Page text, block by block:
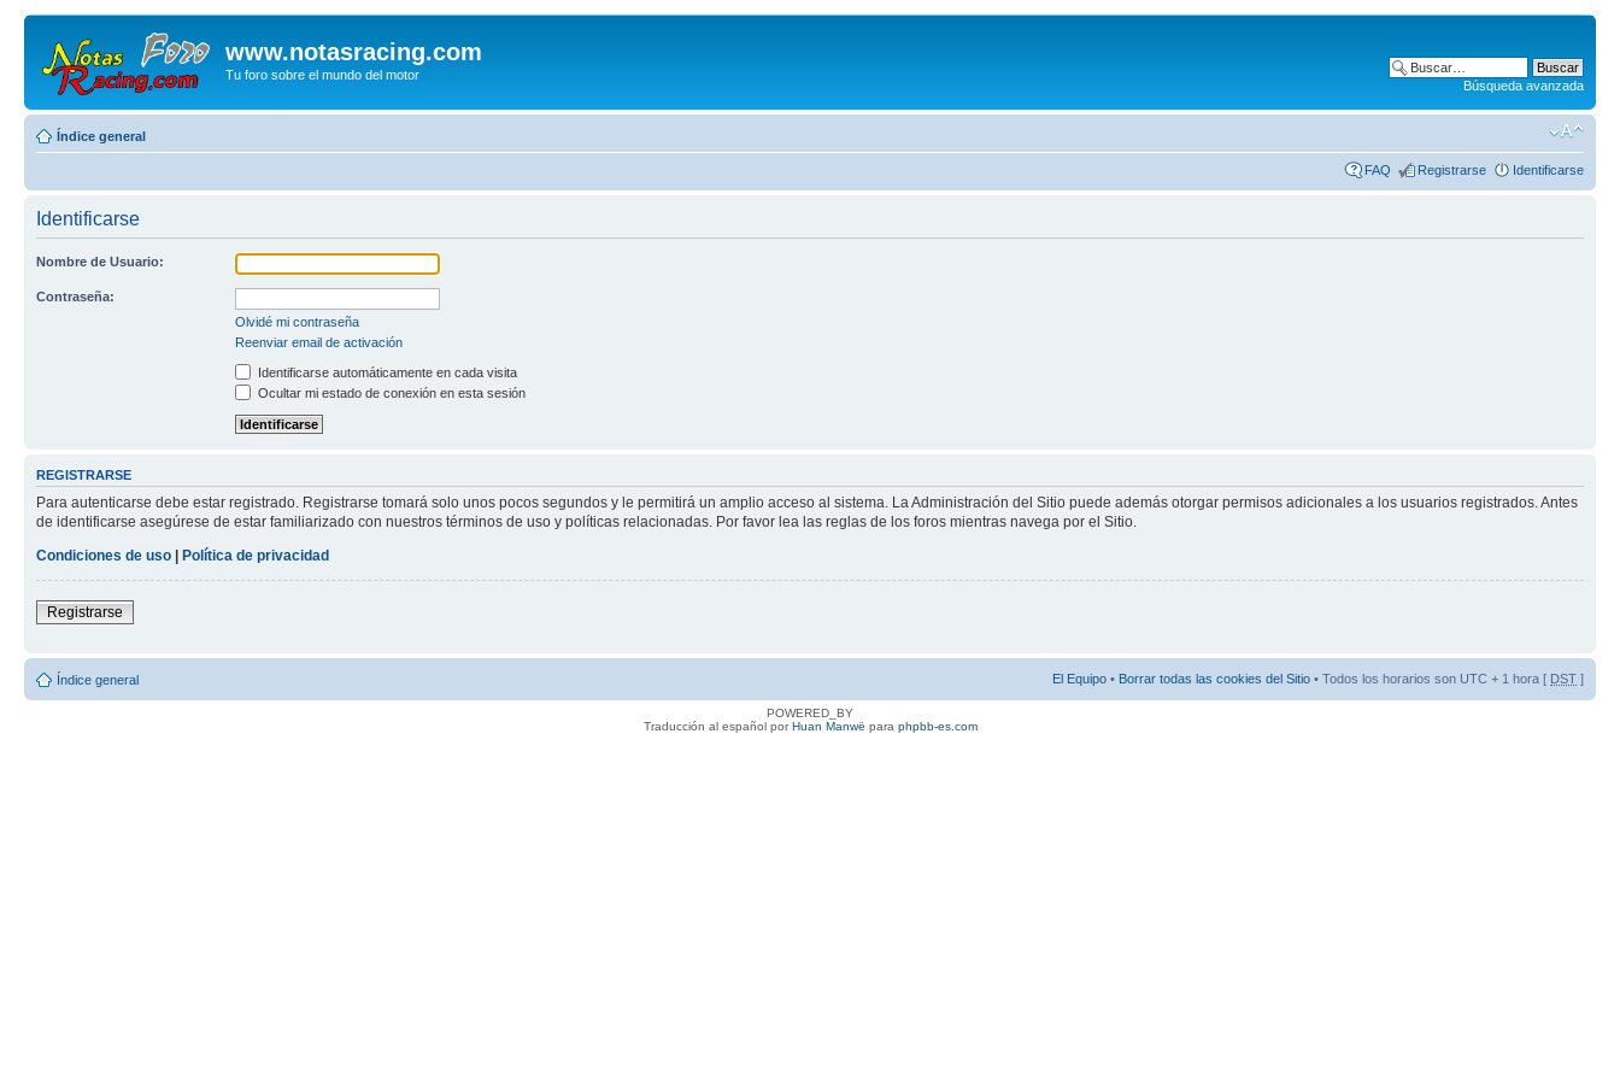
www.notasracing.com
Tu foro sobre el mundo del motor
Búsqueda avanzada
Índice general
FAQ Registrarse Identificarse
Identificarse
Nombre de Usuario:
Contraseña:
Olvidé mi contraseña
Reenviar email de activación
Identificarse automáticamente en cada visita
Ocultar mi estado de conexión en esta sesión
REGISTRARSE
Para autenticarse debe estar registrado. Registrarse tomará solo unos pocos segundos y le permitirá un amplio acceso al sistema. La Administración del Sitio puede además otorgar permisos adicionales a los usuarios registrados. Antes
de identificarse asegúrese de estar familiarizado con nuestros términos de uso y políticas relacionadas. Por favor lea las reglas de los foros mientras navega por el Sitio.
Condiciones de uso
Política de privacidad
Registrarse
Índice general El Equipo • Borrar todas las cookies del Sitio • Todos los horarios son UTC + 1 hora [ DST ]
POWERED_BY
Traducción al español porHuan Manwë para phpbb-es.com